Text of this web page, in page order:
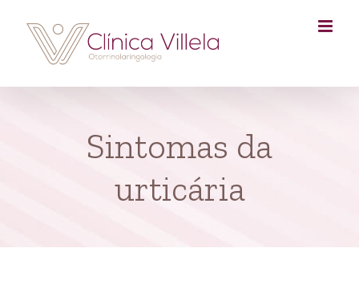
content
Sintomas da
urticária